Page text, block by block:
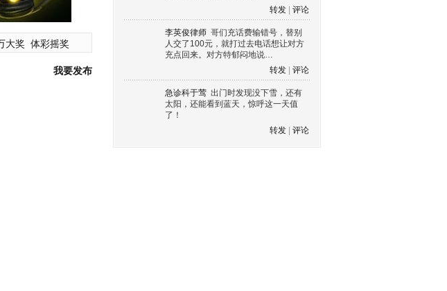
大奖 体彩摇奖
我要发布
转发
评论
李英俊律师 哥们充话费输错号，替别
人交了100元，就打过去电话想让对方
充点回来。对方特郁闷地说…
转发
评论
急诊科于莺 出门时发现没下雪，还有
太阳，还能看到蓝天，惊呼这一天值
了！
转发
评论